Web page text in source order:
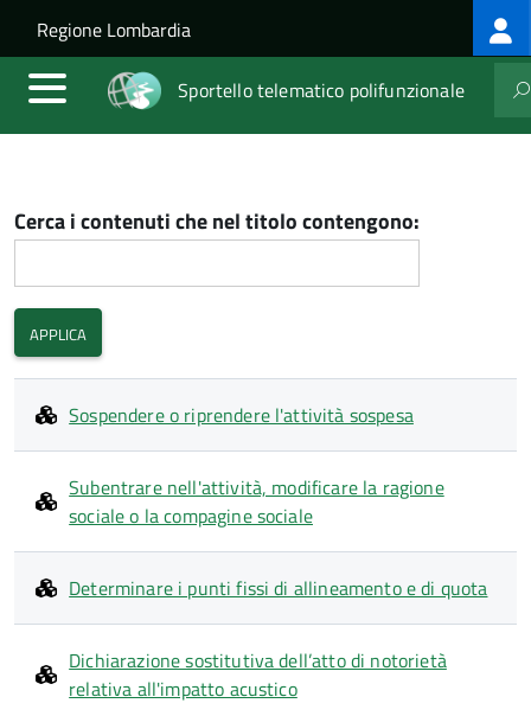
Salta al contenuto principale
Skip to site navigation
Regione Lombardia
Sportello telematico polifunzionale
Cerca i contenuti che nel titolo contengono:
Sospendere o riprendere l'attività sospesa
Subentrare nell'attività, modificare la ragione
sociale o la compagine sociale
Determinare i punti fissi di allineamento e di quota
Dichiarazione sostitutiva dell’atto di notorietà
relativa all'impatto acustico